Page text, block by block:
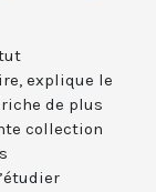
explique le
de plus
collection